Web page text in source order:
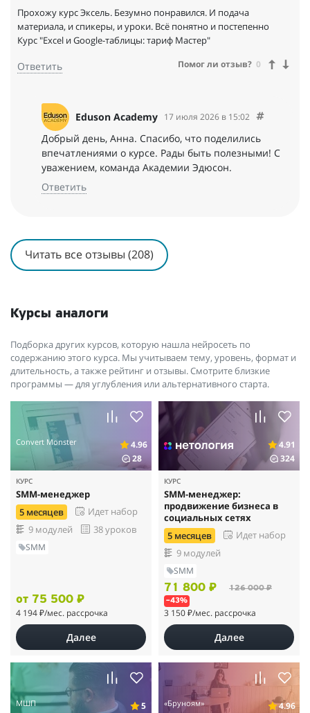
Прохожу курс Эксель. Безумно понравился. И подача
материала, и спикеры, и уроки. Всё понятно и постепенно
Курс "Excel и Google-таблицы: тариф Мастер"
Ответить Помог ли отзыв? 0
Eduson Academy 17 июля 2026 в 15:02
Добрый день, Анна. Спасибо, что поделились
впечатлениями о курсе. Рады быть полезными! С
уважением, команда Академии Эдюсон.
Ответить
Читать все отзывы (208)
Курсы аналоги
Подборка других курсов, которую нашла нейросеть по
содержанию этого курса. Мы учитываем тему, уровень, формат и
длительность, а также рейтинг и отзывы. Смотрите близкие
программы — для углубления или альтернативного старта.
Convert Monster
4.96
28
КУРС
SMM-менеджер
5 месяцев
Идет набор
9 модулей
38 уроков
SMM
от 75 500 ₽
4 194 ₽/мес. рассрочка
Далее
4.91
324
КУРС
SMM-менеджер:
продвижение бизнеса в
социальных сетях
5 месяцев
Идет набор
9 модулей
SMM
71 800 ₽ 126 000 ₽
–43%
3 150 ₽/мес. рассрочка
Далее
МШП
5
«Бруноям»
4.96